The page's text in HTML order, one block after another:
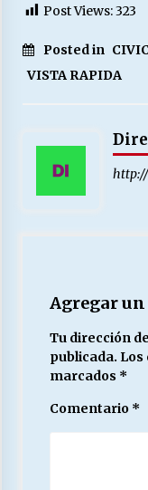
Post Views:323
Posted in
VISTA RAPIDA
Agregar
Tu dirección
publicada. Los
marcados *
Comentario *